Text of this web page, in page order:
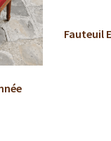
Fauteuil